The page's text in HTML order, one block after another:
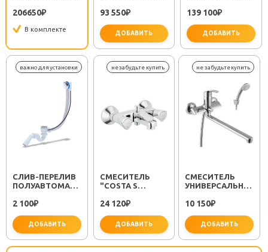
206650₽
В комплекте
93 550₽
ДОБАВИТЬ
KOLPA SAN (12
139 100₽
ДОБАВИТЬ
CЛИВ-ПЕРЕЛИВ
ПОЛУАВТОМАТ
2 100₽
ДОБАВИТЬ
СМЕСИТЕЛЬ
"COSTA S
24 120₽
ДОБАВИТЬ
СМЕСИТЕЛЬ
УНИВЕРСАЛЬНЫЙ
LM1151C"
10 150₽
ДОБАВИТЬ